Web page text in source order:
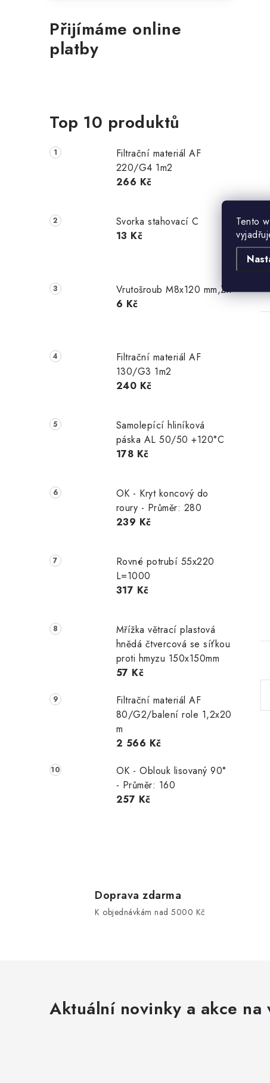
Tento
Přijímáme online
platby
Top 10 produktů
Filtrační materiál AF
220/G4 1m2
266 Kč
Svorka stahovací C
13 Kč
Vrutošroub M8x120 mm,Zn
6 Kč
Filtrační materiál AF
130/G3 1m2
240 Kč
Samolepící hliníková
páska AL 50/50 +120°C
178 Kč
OK - Kryt koncový do
roury - Průměr: 280
239 Kč
Rovné potrubí 55x220
L=1000
317 Kč
Mřížka větrací plastová
hnědá čtvercová se síťkou
proti hmyzu 150x150mm
57 Kč
Filtrační materiál AF
80/G2/balení role 1,2x20
m
2 566 Kč
OK - Oblouk lisovaný 90°
- Průměr: 160
257 Kč
Doprava zdarma
K objednávkám nad 5000 Kč
Aktuální novinky a akce na